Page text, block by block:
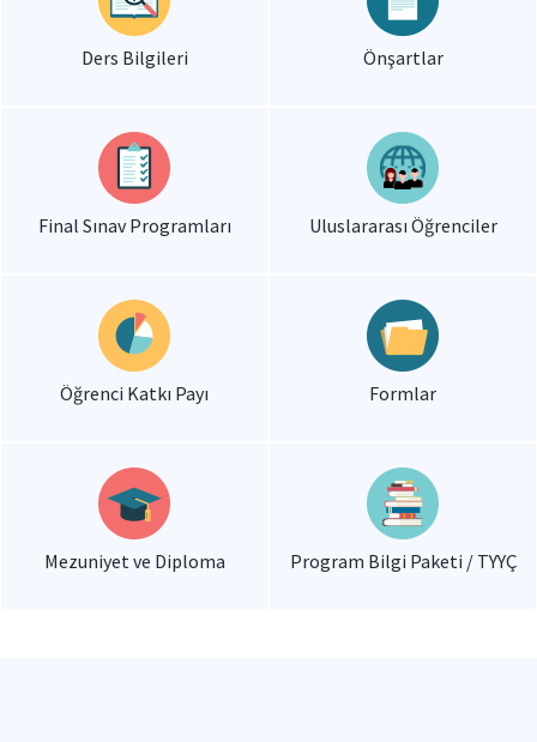
Ders Bilgileri Önşartlar
Final Sınav Programları Uluslararası Öğrenciler
Öğrenci Katkı Payı Formlar
Mezuniyet ve Diploma Program Bilgi Paketi / TYYÇ